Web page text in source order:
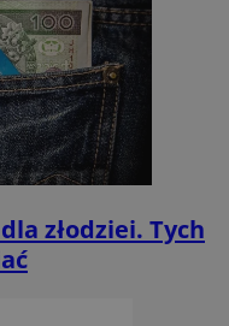
złodziei. Tych